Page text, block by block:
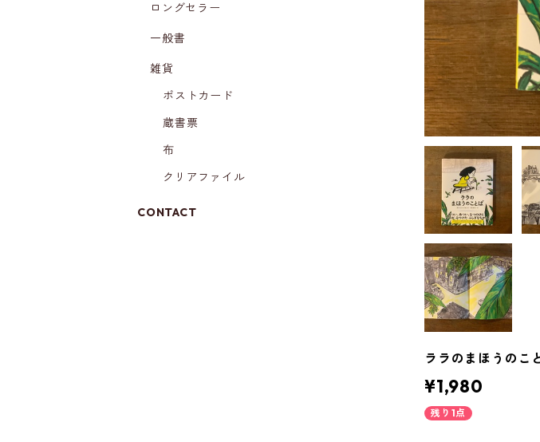
ララのまほうのこ
¥1,980
残り1点
ロングセラー
一般書
雑貨
ポストカード
蔵書票
布
クリアファイル
CONTACT